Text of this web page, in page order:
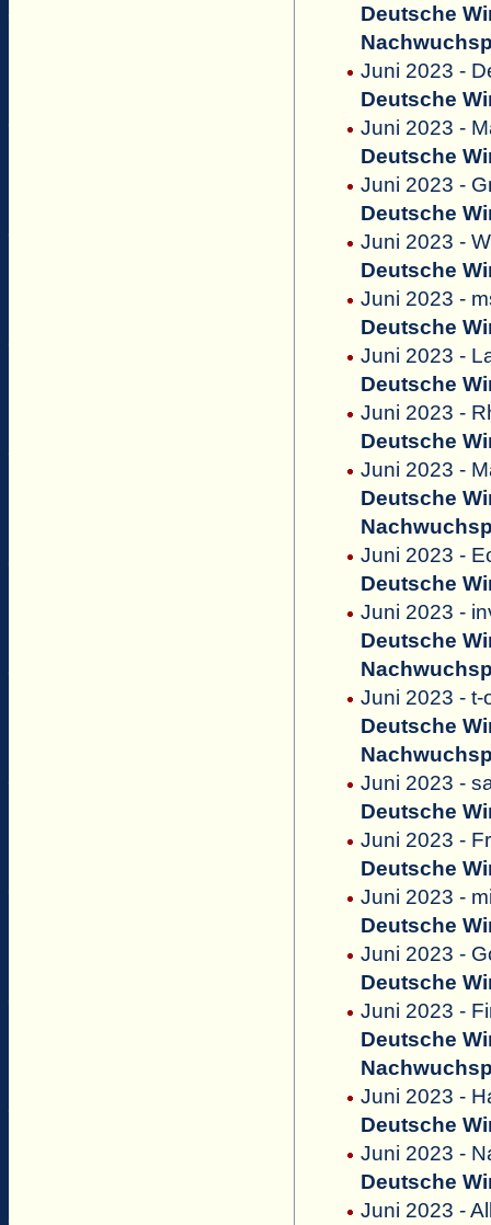
Deutsche
Juni 2023 -
Deutsche
Juni 2023 -
Deutsche
Juni 2023 -
Deutsche
Juni 2023 -
Deutsche
Juni 2023 -
Deutsche
Juni 2023 -
Deutsche
Juni 2023 -
Deutsche
Juni 2023 -
Deutsche
Juni 2023 -
Deutsche
Juni 2023 -
Deutsche
Juni 2023 - t-
Deutsche
Juni 2023 -
Deutsche
Juni 2023 -
Deutsche
Juni 2023 -
Deutsche
Juni 2023 -
Deutsche
Juni 2023 -
Deutsche
Juni 2023 -
Deutsche
Juni 2023 -
Deutsche
Juni 2023 -